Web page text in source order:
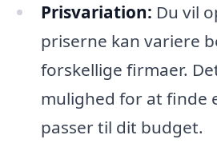
Prisvariation: Du vil
priserne kan variere
forskellige firmaer.
mulighed for at finde
passer til dit budget.